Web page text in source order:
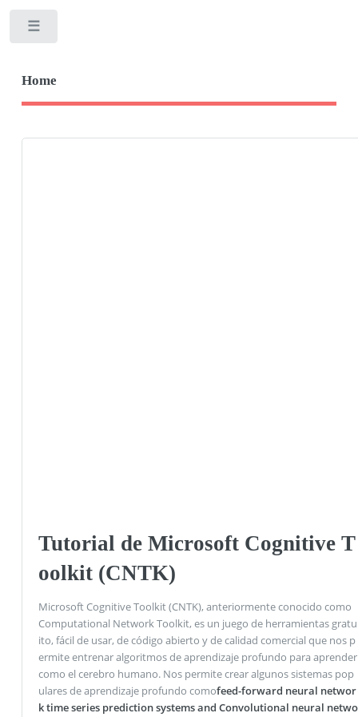
Home
Tutorial de Microsoft Cognitive T
oolkit (CNTK)
Microsoft Cognitive Toolkit (CNTK), anteriormente conocido como
Computational Network Toolkit, es un juego de herramientas gratu
ito, fácil de usar, de código abierto y de calidad comercial que nos p
ermite entrenar algoritmos de aprendizaje profundo para aprender
como el cerebro humano. Nos permite crear algunos sistemas pop
ulares de aprendizaje profundo comofeed-forward neural networ
k time series prediction systems and Convolutional neural netwo